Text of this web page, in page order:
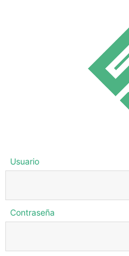
Usuario
Contraseña